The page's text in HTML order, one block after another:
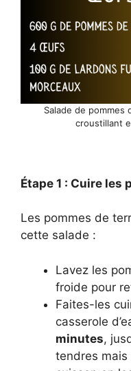
Salade de
croustillant
Étape 1 : Cuire les
Les pommes de
cette salade :
Lavez les
froide pour
Faites-les
casserole
minutes,
tendres mais